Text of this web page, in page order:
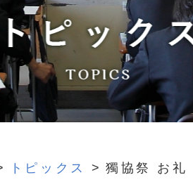
トピックス 獨協祭 お礼